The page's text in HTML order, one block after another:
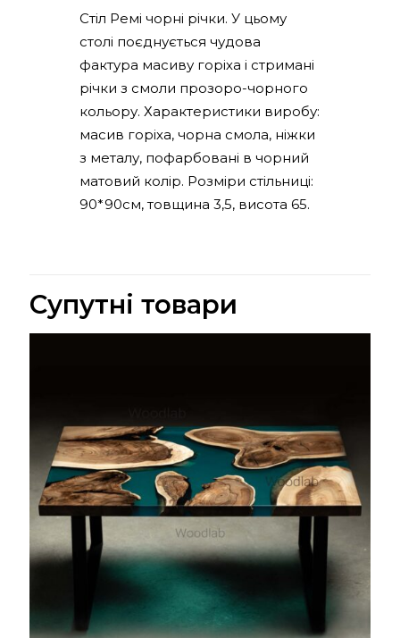
Стіл Ремі чорні річки. У цьому
столі поєднується чудова
фактура масиву горіха і стримані
річки з смоли прозоро-чорного
кольору. Характеристики виробу:
масив горіха, чорна смола, ніжки
з металу, пофарбовані в чорний
матовий колір. Розміри стільниці:
90*90см, товщина 3,5, висота 65.
Супутні товари